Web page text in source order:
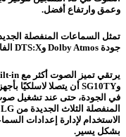
وعمق وارتفاع أفضل.
جودة Dolby Atmos وDTS:X الفائقة ثلاثية الأبعاد.
الاستخدام لإدارة إعدادات
بشكل يسير.